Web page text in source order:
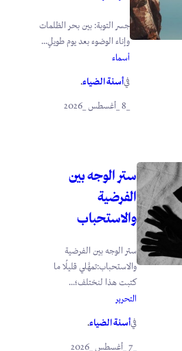
جسر التوبة: بين بحر الظلمات
وإناء الوضوء بعد يوم طويلٍ...
أسماء
فيأسنة الضياء.
ستر الوجه بين
الفرضية
والاستحباب
ستر الوجه بين الفرضية
والاستحباب:تمهَّلي قليلًا ما
كتبت هذا لنختلف؛...
التحرير
فيأسنة الضياء.